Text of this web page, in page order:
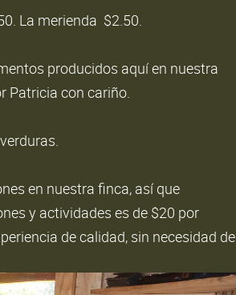
La merienda $2.50.
producidos aquí en nuestra
Patricia con cariño.
en nuestra finca, así que
y actividades es de $20 por
de calidad, sin necesidad de